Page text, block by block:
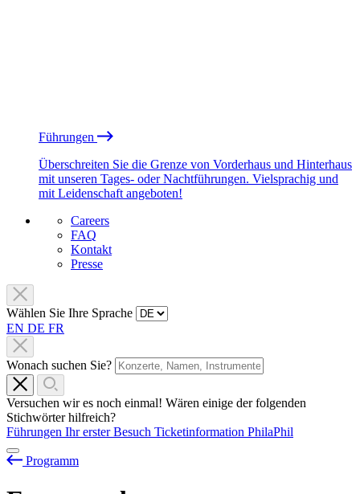
Führungen
Überschreiten Sie die Grenze von Vorderhaus und Hinterhaus
mit unseren Tages- oder Nachtführungen. Vielsprachig und
mit Leidenschaft angeboten!
Careers
FAQ
Kontakt
Presse
Wählen Sie Ihre Sprache
EN DE FR
Wonach suchen Sie?
Versuchen wir es noch einmal! Wären einige der folgenden
Stichwörter hilfreich?
Führungen Ihr erster Besuch Ticketinformation PhilaPhil
Programm